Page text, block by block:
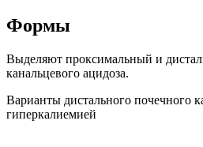
Формы
Выделяют проксимальный и
канальцевого ацидоза.
Варианты дистального почечного
гиперкалиемией